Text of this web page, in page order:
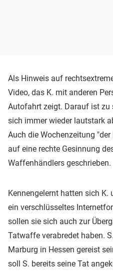
Als Hinweis auf
Video, das K. mit anderen
Autofahrt zeigt. Darauf ist zu
sich immer wieder lautstark
Auch die Wochenzeitung
auf eine rechte Gesinnung
Waffenhändlers geschrieben.
Kennengelernt hatten sich K.
ein verschlüsseltes
sollen sie sich auch zur
Tatwaffe verabredet haben.
Marburg in Hessen gereist
soll S. bereits seine Tat